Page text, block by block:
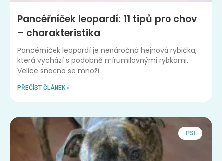
Pancéřníček leopardí: 11 tipů pro chov
– charakteristika
Pancéřníček leopardí je nenáročná hejnová rybička,
která vychází s podobně mírumilovnými rybkami.
Velice snadno se množí.
PŘEČÍST ČLÁNEK »
PSI